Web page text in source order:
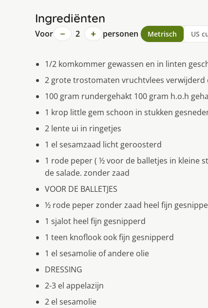
Ingrediënten
Voor − 2 + personen Metrisch US
1/2 komkommer gewassen en in linten
2 grote trostomaten vruchtvlees verwĳderd
100 gram rundergehakt 100 gram h.o.h
1 krop little gem schoon in stukken
2 lente ui in ringetjes
1 el sesamzaad licht geroosterd
1 rode peper ( ½ voor de balletjes in kleine
de salade. zonder zaad
VOOR DE BALLETJES
½ rode peper zonder zaad heel fijn
1 sjalot heel fijn gesnipperd
1 teen knoflook ook fijn gesnipperd
1 el sesamolie of andere olie
DRESSING
2-3 el appelazĳn
2 el sesamolie